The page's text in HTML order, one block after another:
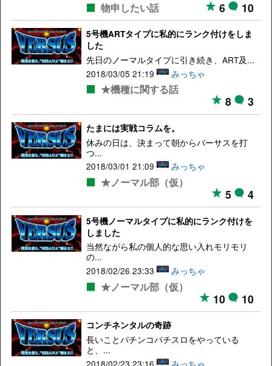
物申したい話 6 10
5号機ARTタイプに私的にランク付けをしま
した
先日のノーマルタイプに引き続き、ART及...
2018/03/05 21:19
みっちゃ
★機種に関する話
8 3
たまには実戦コラムを。
休みの日は、決まって朝からバーサスを打
つ...
2018/03/01 21:09
みっちゃ
★ノーマル部（仮）
5 4
5号機ノーマルタイプに私的にランク付けを
しました
当然ながら私の個人的な思い入れモリモリ
の...
2018/02/26 23:33
みっちゃ
★ノーマル部（仮）
10 10
コンチネンタルの奇跡
長いことパチンコパチスロをやっている
と、...
2018/02/23 23:16
みっちゃ